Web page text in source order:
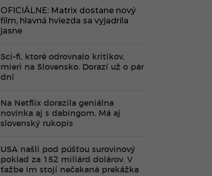
OFICIÁLNE: Matrix dostane nový
film, hlavná hviezda sa vyjadrila
jasne
Sci-fi, ktoré odrovnalo kritikov,
mieri na Slovensko. Dorazí už o pár
dní
Na Netflix dorazila geniálna
novinka aj s dabingom. Má aj
slovenský rukopis
USA našli pod púšťou surovinový
poklad za 152 miliárd dolárov. V
ťažbe im stojí nečakaná prekážka